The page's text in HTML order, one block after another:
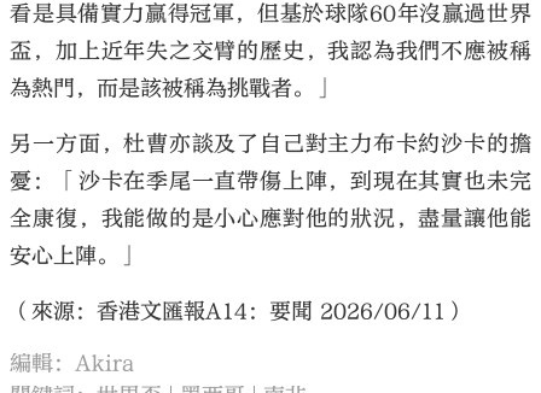
看是具備實力贏得冠軍，但基於球隊60年沒贏過世界
盃，加上近年失之交臂的歷史，我認為我們不應被稱
為熱門，而是該被稱為挑戰者。」
另一方面，杜曹亦談及了自己對主力布卡約沙卡的擔
憂：「沙卡在季尾一直帶傷上陣，到現在其實也未完
全康復，我能做的是小心應對他的狀況，盡量讓他能
安心上陣。」
（來源：香港文匯報A14：要聞 2026/06/11）
編輯：Akira